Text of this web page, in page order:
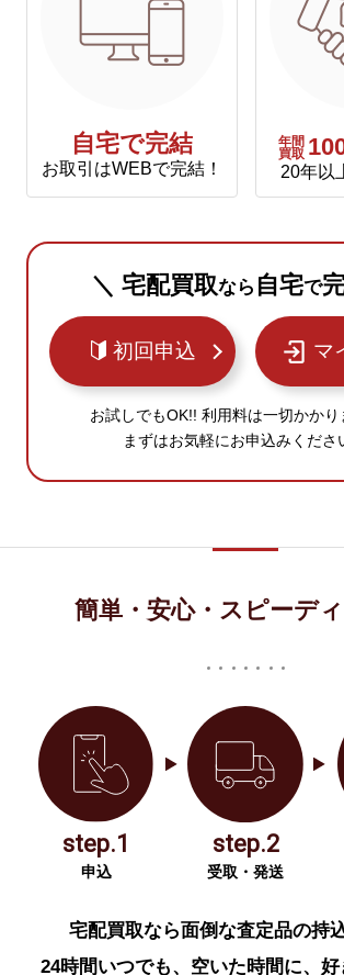
自宅で完結
お取引はWEBで完結！
年間
買取
20年以
＼ 宅配買取なら 自宅で
初回申込 マ
お試しでもOK!! 利用料は一切かかり
まずはお気軽にお申込みくださ
簡単・安心・スピーデ
step.1
申込
step.2
受取・発送
宅配買取なら面倒な査定品の持
24時間いつでも、空いた時間に、好